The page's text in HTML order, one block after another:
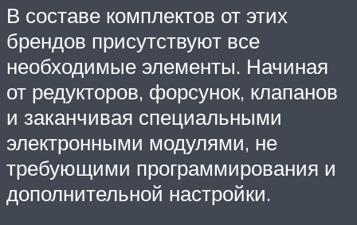
В составе комплектов от этих
брендов присутствуют все
необходимые элементы. Начиная
от редукторов, форсунок, клапанов
и заканчивая специальными
электронными модулями, не
требующими программирования и
дополнительной настройки.